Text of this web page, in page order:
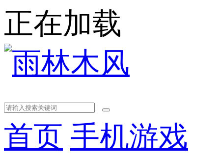
正在加载
首页 手机游戏